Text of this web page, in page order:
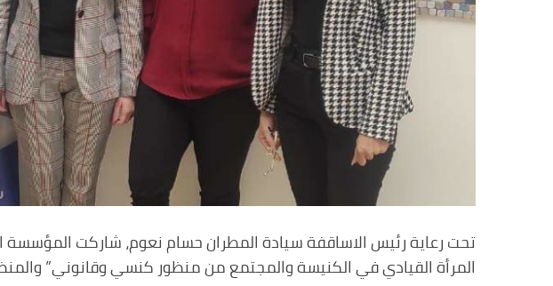
تحت رعاية رئيس الاساقفة سيادة المطران حسام نعوم، شاركت المؤسسة
المرأة القيادي في الكنيسة والمجتمع من منظور كنسي وقانوني”